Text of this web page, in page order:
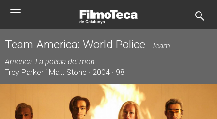
Toggle
Team America: World Police
Team
America: La policia del món
Trey Parker i Matt Stone · 2004 · 98'